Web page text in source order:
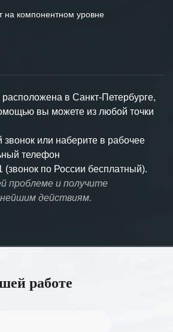
на компонентном уровне
в Санкт-Петербурге,
вы можете из любой точки
или наберите в рабочее
телефон
(звонок по России бесплатный).
проблеме и получите
действиям.
работе